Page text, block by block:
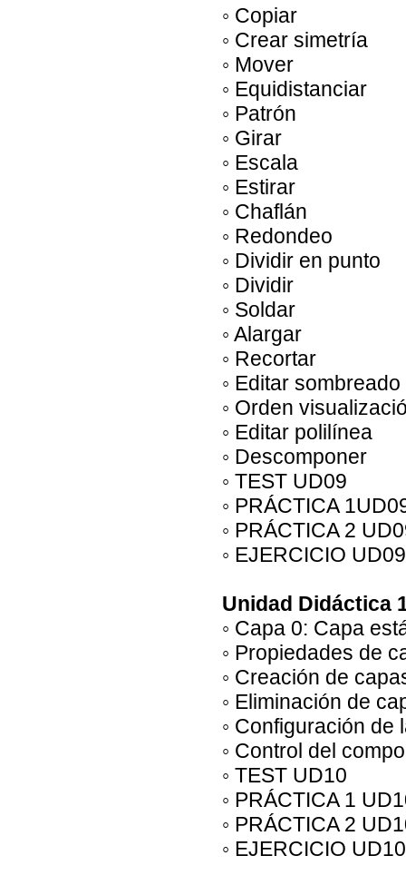
◦ Copiar
◦ Crear simetría
◦ Mover
◦ Equidistanciar
◦ Patrón
◦ Girar
◦ Escala
◦ Estirar
◦ Chaflán
◦ Redondeo
◦ Dividir en punto
◦ Dividir
◦ Soldar
◦ Alargar
◦ Recortar
◦ Editar sombreado
◦ Orden
◦ Editar polilínea
◦ Descomponer
◦ TEST UD09
◦ PRÁCTICA
◦ PRÁCTICA 2
◦ EJERCICIO
Unidad Didáctica
◦ Capa 0: Capa
◦ Propiedades de
◦ Creación de
◦ Eliminación de
◦ Configuración de
◦ Control del
◦ TEST UD10
◦ PRÁCTICA 1
◦ PRÁCTICA 2
◦ EJERCICIO